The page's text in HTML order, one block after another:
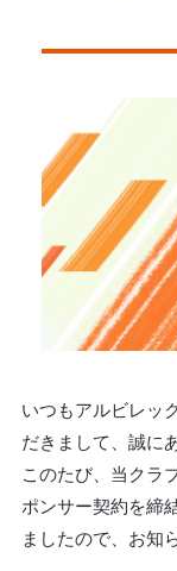
いつもアルビレッ
だきまして、誠に
このたび、当クラ
ポンサー契約を締
ましたので、お知